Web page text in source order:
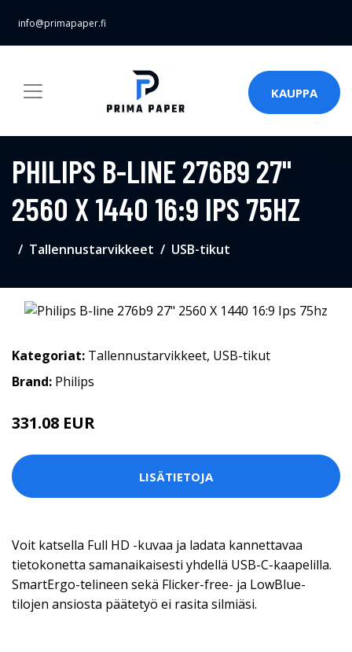
info@primapaper.fi
KAUPPA
PHILIPS B-LINE 276B9 27"
2560 X 1440 16:9 IPS 75HZ
Tallennustarvikkeet USB-tikut
Kategoriat: Tallennustarvikkeet, USB-tikut
Brand: Philips
331.08 EUR
LISÄTIETOJA
Voit katsella Full HD -kuvaa ja ladata kannettavaa
tietokonetta samanaikaisesti yhdellä USB-C-kaapelilla.
SmartErgo-telineen sekä Flicker-free- ja LowBlue-
tilojen ansiosta päätetyö ei rasita silmiäsi.